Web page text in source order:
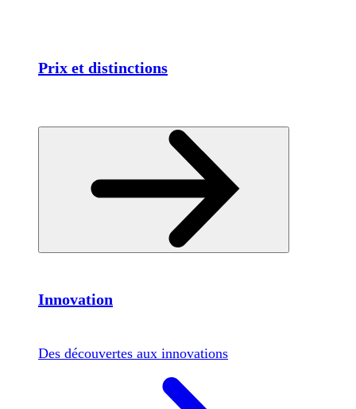
Prix et distinctions
Innovation
Des découvertes aux innovations